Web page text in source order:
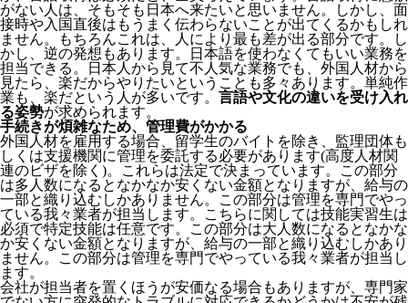
がない人は、そもそも日本へ来たいと思いません。しかし、面
接時や入国直後はもうまく伝わらないことが出てくるかもしれ
ません。
もちろんこれは、人により最も差が出る部分です。し
かし、逆の発想もあります。日本語を使わなくてもいい業務を
担当できる。日本人から見て不人気な業務でも、外国人材から
見たら、楽だからやりたいということも多々あります。単純作
業も、楽だという人が多いです。 言語や文化の違いを受け入れ
る姿勢が求められます。
手続きが煩雑なため、管理費がかかる
外国人材を雇用する場合、留学生のバイトを除き、 監理団体も
しくは支援機関に管理を委託する必要があります(高度人材関
連のビザを除く)。これらは法定で決まっています。この部分
は多人数になるとなかなか安くない金額となりますが、給与の
一部と織り込むしかありません。この部分は管理を専門でやっ
ている我々業者が担当します。こちらに関しては技能実習生は
必須で特定技能は任意です。この部分は大人数になるとなかな
か安くない金額となりますが、給与の一部と織り込むしかあり
ません。この部分は管理を専門でやっている我々業者が担当し
ます。
会社が担当者を置くほうが安価なる場合もありますが、専門家